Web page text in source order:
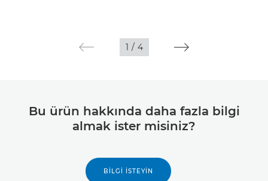
1 / 4
Bu ürün hakkında daha fazla bilgi
almak ister misiniz?
BILGI İSTEYIN